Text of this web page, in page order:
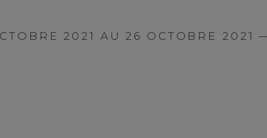
2021 AU 26 OCTOBRE 2021